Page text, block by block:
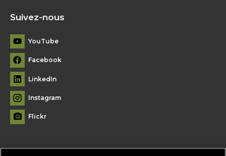
Suivez-nous
YouTube
Facebook
LinkedIn
Instagram
Flickr